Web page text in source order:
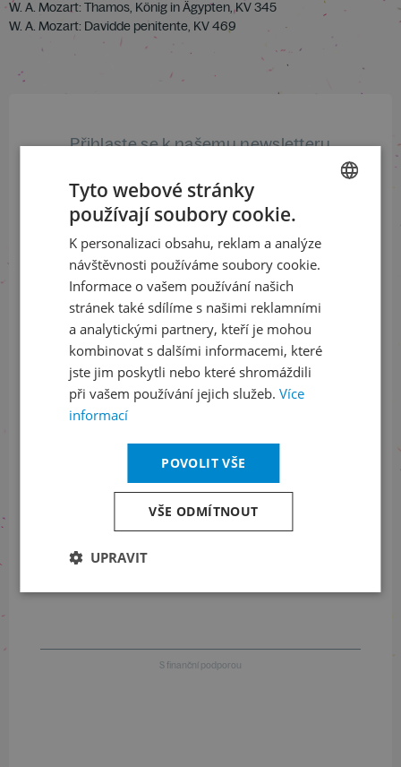
W. A. Mozart: Thamos, König in Ägypten, KV 345
W. A. Mozart: Davidde penitente, KV 469
Přihlaste se k našemu newsletteru
ODEBÍRAT NEWSLETTER
Sledujte nás na sociálních sítích
LinkedIn
flickr
Informace o stavu objednávek
+420 461 049 232
Informace o programu
S finanční podporou
ENGLISH
Tyto webové stránky
používají soubory cookie.
K personalizaci obsahu, reklam a analýze
návštěvnosti používáme soubory cookie.
Informace o vašem používání našich
stránek také sdílíme s našimi reklamními
a analytickými partnery, kteří je mohou
kombinovat s dalšími informacemi, které
jste jim poskytli nebo které shromáždili
při vašem používání jejich služeb. Více
informací
POVOLIT VŠE
VŠE ODMÍTNOUT
UPRAVIT